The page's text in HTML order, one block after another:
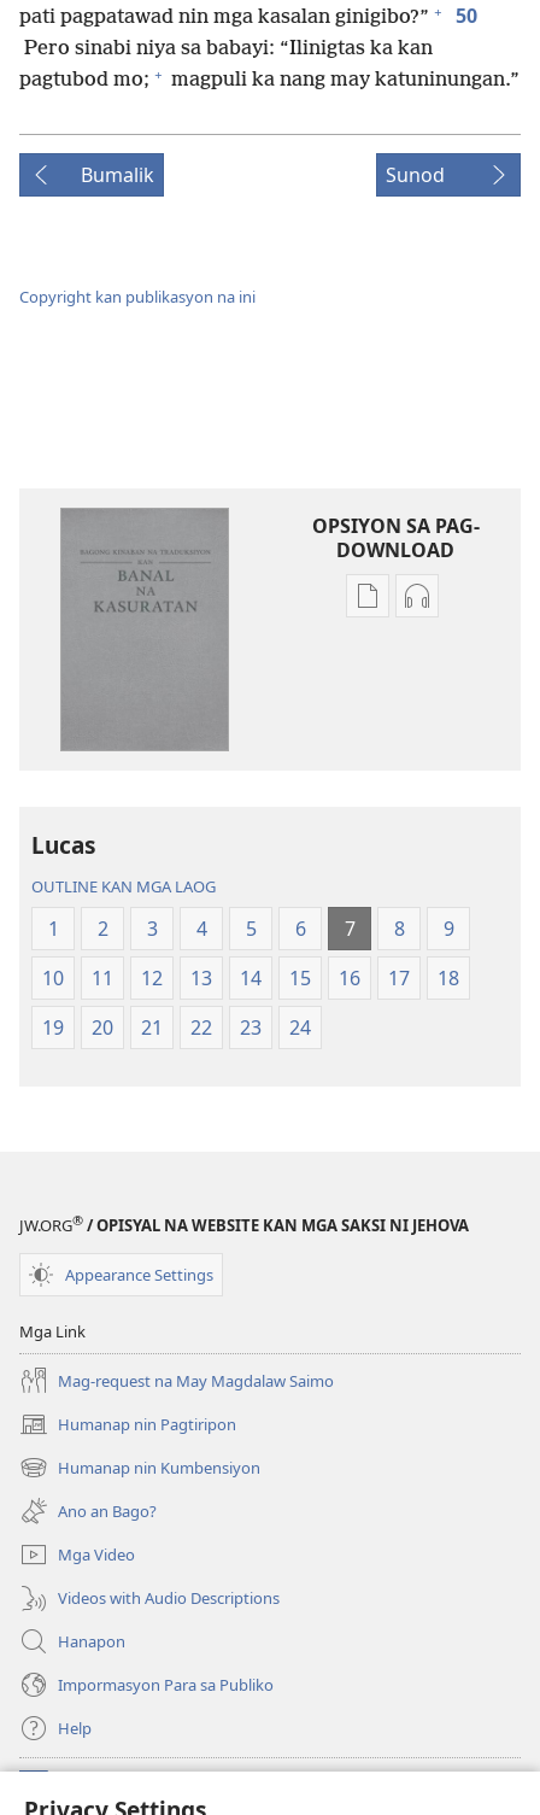
pati pagpatawad nin mga kasalan ginigibo?” + 50
Pero sinabi niya sa babayi: “Ilinigtas ka kan
pagtubod mo; + magpuli ka nang may katuninungan.”
Bumalik Sunod
Copyright kan publikasyon na ini
OPSIYON SA PAG-
DOWNLOAD
Mga
Kasuratan
Mga
kan
Banal
Lucas
OUTLINE KAN MGA LAOG
1 2 3 4 5 6 7 8
9
10
11 12 13 14 15 16 17
18
19
20 21 22 23 24
JW.ORG® / OPISYAL NA WEBSITE KAN MGA SAKSI NI JEHOVA
Appearance Settings
Mga Link
Mag-request na May Magdalaw Saimo
Humanap nin Pagtiripon
(opens
new
window)
Humanap nin Kumbensiyon
(opens
new
window)
Ano an Bago?
Mga Video
Videos with Audio Descriptions
Hanapon
Impormasyon Para sa Publiko
Help
(opens